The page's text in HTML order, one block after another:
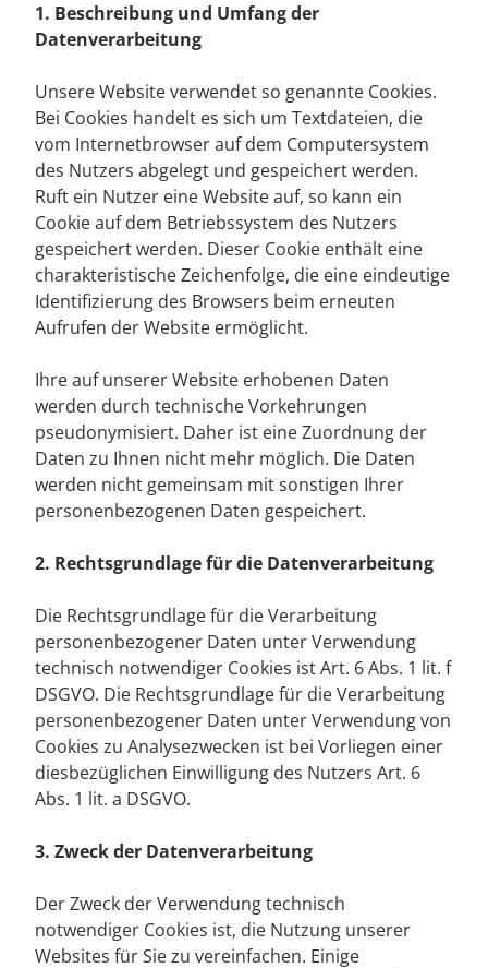
1. Beschreibung und Umfang der
Datenverarbeitung
Unsere Website verwendet so genannte Cookies.
Bei Cookies handelt es sich um Textdateien, die
vom Internetbrowser auf dem Computersystem
des Nutzers abgelegt und gespeichert werden.
Ruft ein Nutzer eine Website auf, so kann ein
Cookie auf dem Betriebssystem des Nutzers
gespeichert werden. Dieser Cookie enthält eine
charakteristische Zeichenfolge, die eine eindeutige
Identifizierung des Browsers beim erneuten
Aufrufen der Website ermöglicht.
Ihre auf unserer Website erhobenen Daten
werden durch technische Vorkehrungen
pseudonymisiert. Daher ist eine Zuordnung der
Daten zu Ihnen nicht mehr möglich. Die Daten
werden nicht gemeinsam mit sonstigen Ihrer
personenbezogenen Daten gespeichert.
2. Rechtsgrundlage für die Datenverarbeitung
Die Rechtsgrundlage für die Verarbeitung
personenbezogener Daten unter Verwendung
technisch notwendiger Cookies ist Art. 6 Abs. 1 lit. f
DSGVO. Die Rechtsgrundlage für die Verarbeitung
personenbezogener Daten unter Verwendung von
Cookies zu Analysezwecken ist bei Vorliegen einer
diesbezüglichen Einwilligung des Nutzers Art. 6
Abs. 1 lit. a DSGVO.
3. Zweck der Datenverarbeitung
Der Zweck der Verwendung technisch
notwendiger Cookies ist, die Nutzung unserer
Websites für Sie zu vereinfachen. Einige